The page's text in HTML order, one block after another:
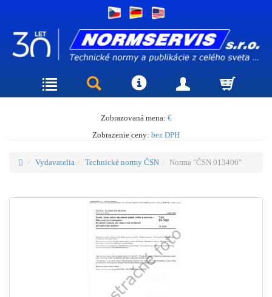
Zobrazovaná mena: €
Zobrazenie ceny: bez DPH
Vydavatelia Technické normy ČSN Norma "ČSN 013406"